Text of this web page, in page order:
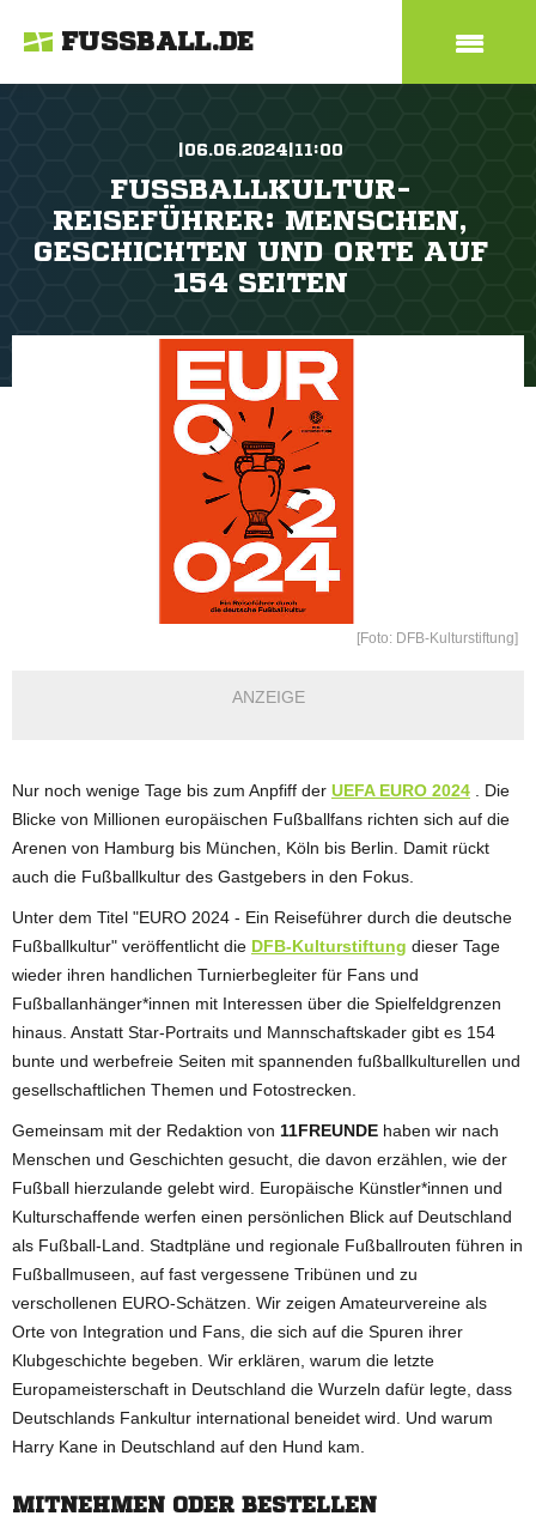
FUSSBALL.DE
|06.06.2024|11:00
FUSSBALLKULTUR-R
EISEFÜHRER: MENSCHEN, G
ESCHICHTEN UND ORTE AUF 1
54 SEITEN
[Foto: DFB-Kulturstiftung]
ANZEIGE
Nur noch wenige Tage bis zum Anpfiff der UEFA EURO 2024 . Die
Blicke von Millionen europäischen Fußballfans richten sich auf die
Arenen von Hamburg bis München, Köln bis Berlin. Damit rückt
auch die Fußballkultur des Gastgebers in den Fokus.
Unter dem Titel "EURO 2024 - Ein Reiseführer durch die deutsche
Fußballkultur" veröffentlicht die DFB-Kulturstiftung dieser Tage
wieder ihren handlichen Turnierbegleiter für Fans und
Fußballanhänger*innen mit Interessen über die Spielfeldgrenzen
hinaus. Anstatt Star-Portraits und Mannschaftskader gibt es 154
bunte und werbefreie Seiten mit spannenden fußballkulturellen und
gesellschaftlichen Themen und Fotostrecken.
Gemeinsam mit der Redaktion von 11FREUNDE haben wir nach
Menschen und Geschichten gesucht, die davon erzählen, wie der
Fußball hierzulande gelebt wird. Europäische Künstler*innen und
Kulturschaffende werfen einen persönlichen Blick auf Deutschland
als Fußball-Land. Stadtpläne und regionale Fußballrouten führen in
Fußballmuseen, auf fast vergessene Tribünen und zu
verschollenen EURO-Schätzen. Wir zeigen Amateurvereine als
Orte von Integration und Fans, die sich auf die Spuren ihrer
Klubgeschichte begeben. Wir erklären, warum die letzte
Europameisterschaft in Deutschland die Wurzeln dafür legte, dass
Deutschlands Fankultur international beneidet wird. Und warum
Harry Kane in Deutschland auf den Hund kam.
MITNEHMEN ODER BESTELLEN